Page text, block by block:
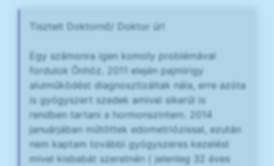
Tisztelt Doktornő/ Doktor úr!
Egy számonra igen komoly problémával
fordulok Önhöz. 2011 elején pajmirigy
alulműködést diagnosztizáltak nála, erre azóta
is gyógyszert szedek amivel sikerűl is
rendben tartani a hormonszintem. 2014
januárjában műtöttek edometriózissal, ezután
nem kaptam további gyógyszeres kezelést
mivel kisbabát szeretnén ( jelenleg 32 éves